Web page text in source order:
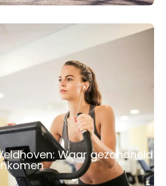
Waar gezondheid